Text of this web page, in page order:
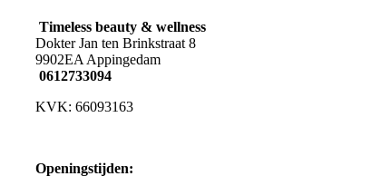
Timeless beauty & wellness
Dokter Jan ten Brinkstraat 8
9902EA Appingedam
0612733094
KVK: 66093163
Openingstijden: